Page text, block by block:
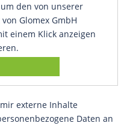
den von unserer
Glomex GmbH
einem Klick anzeigen
externe Inhalte
Daten an